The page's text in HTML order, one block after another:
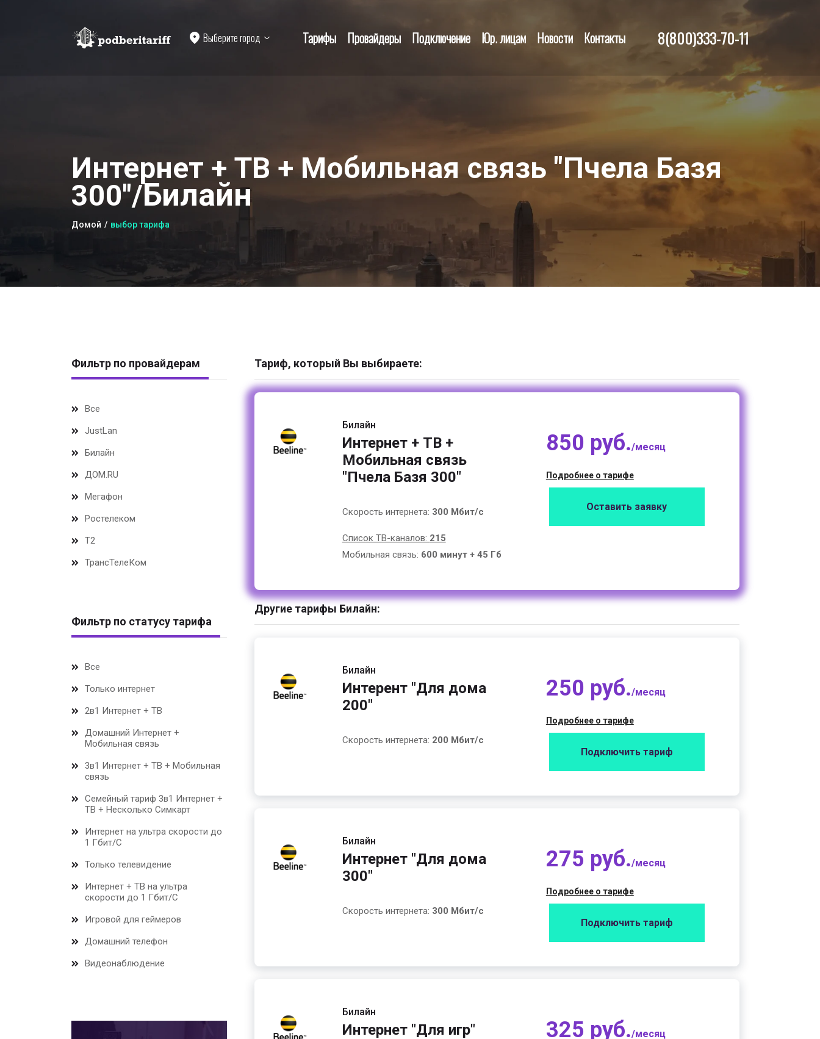
Выберите город Тарифы Провайдеры Подключение Юр. лицам Новости Контакты 8(800)333-70-11
Интернет + ТВ + Мобильная связь "Пчела Базя
300"/Билайн
Домой выбор тарифа
Фильтр по провайдерам
Все
JustLan
Билайн
ДОМ.RU
Мегафон
Ростелеком
Т2
ТрансТелеКом
Фильтр по статусу тарифа
Все
Только интернет
2в1 Интернет + ТВ
Домашний Интернет +
Мобильная связь
3в1 Интернет + ТВ + Мобильная
связь
Семейный тариф 3в1 Интернет +
ТВ + Несколько Симкарт
Интернет на ультра скорости до
1 Гбит/С
Только телевидение
Интернет + ТВ на ультра
скорости до 1 Гбит/С
Игровой для геймеров
Домашний телефон
Видеонаблюдение
Тариф, который Вы выбираете:
Билайн
Интернет + ТВ +
Мобильная связь
"Пчела Базя 300"
Скорость интернета: 300 Мбит/с
Список ТВ-каналов: 215
Мобильная связь: 600 минут + 45 Гб
850 руб./месяц
Подробнее о тарифе
Оставить заявку
Другие тарифы Билайн:
Билайн
Интерент "Для дома
200"
Скорость интернета: 200 Мбит/с
250 руб./месяц
Подробнее о тарифе
Подключить тариф
Билайн
Интернет "Для дома
300"
Скорость интернета: 300 Мбит/с
275 руб./месяц
Подробнее о тарифе
Подключить тариф
Билайн
Интернет "Для игр" 325 руб./месяц